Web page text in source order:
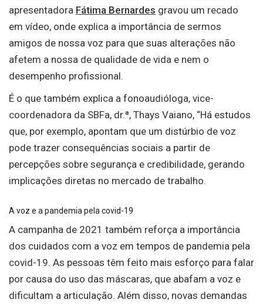
apresentadora Fátima Bernardes gravou um recado
em vídeo, onde explica a importância de sermos
amigos de nossa voz para que suas alterações não
afetem a nossa de qualidade de vida e nem o
desempenho profissional.
É o que também explica a fonoaudióloga, vice-
coordenadora da SBFa, dr.ª, Thays Vaiano, “Há estudos
que, por exemplo, apontam que um distúrbio de voz
pode trazer consequências sociais a partir de
percepções sobre segurança e credibilidade, gerando
implicações diretas no mercado de trabalho.
A voz e a pandemia pela covid-19
A campanha de 2021 também reforça a importância
dos cuidados com a voz em tempos de pandemia pela
covid-19. As pessoas têm feito mais esforço para falar
por causa do uso das máscaras, que abafam a voz e
dificultam a articulação. Além disso, novas demandas